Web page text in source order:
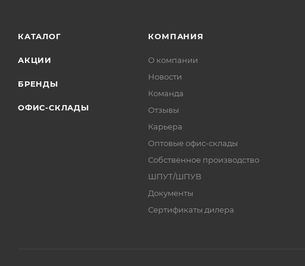
КАТАЛОГ
АКЦИИ
БРЕНДЫ
ОФИС-СКЛАДЫ
КОМПАНИЯ
О компании
Новости
Команда
Отзывы
Карьера
Оптовые офис-склады
Собственное производство
ШПУТ/ШПУВ
Документы
Сертификаты дилера